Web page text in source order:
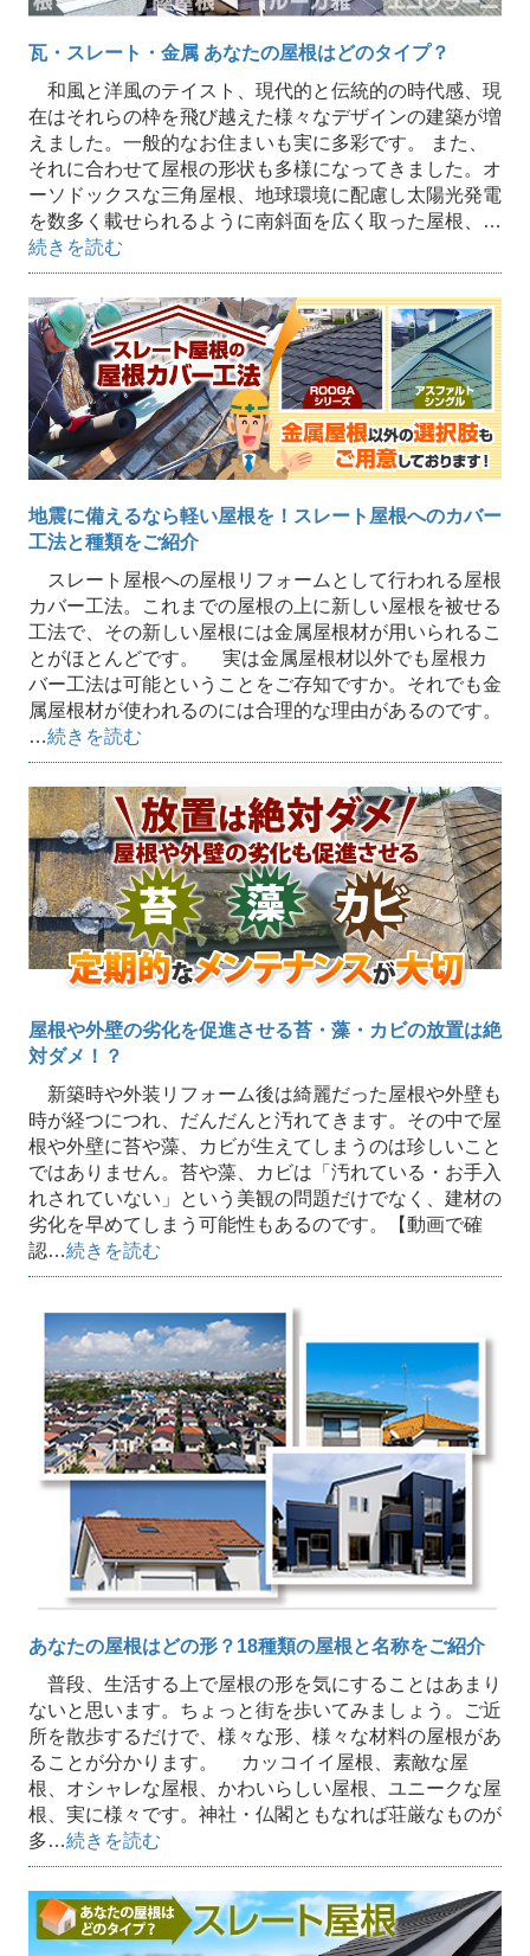
瓦・スレート・金属 あなたの屋根はどのタイプ？
和風と洋風のテイスト、現代的と伝統的の時代感、現
在はそれらの枠を飛び越えた様々なデザインの建築が増
えました。一般的なお住まいも実に多彩です。 また、
それに合わせて屋根の形状も多様になってきました。オ
ーソドックスな三角屋根、地球環境に配慮し太陽光発電
を数多く載せられるように南斜面を広く取った屋根、…
続きを読む
地震に備えるなら軽い屋根を！スレート屋根へのカバー
工法と種類をご紹介
スレート屋根への屋根リフォームとして行われる屋根
カバー工法。これまでの屋根の上に新しい屋根を被せる
工法で、その新しい屋根には金属屋根材が用いられるこ
とがほとんどです。 実は金属屋根材以外でも屋根カ
バー工法は可能ということをご存知ですか。それでも金
属屋根材が使われるのには合理的な理由があるのです。
…続きを読む
屋根や外壁の劣化を促進させる苔・藻・カビの放置は絶
対ダメ！？
新築時や外装リフォーム後は綺麗だった屋根や外壁も
時が経つにつれ、だんだんと汚れてきます。その中で屋
根や外壁に苔や藻、カビが生えてしまうのは珍しいこと
ではありません。苔や藻、カビは「汚れている・お手入
れされていない」という美観の問題だけでなく、建材の
劣化を早めてしまう可能性もあるのです。【動画で確
認…続きを読む
あなたの屋根はどの形？18種類の屋根と名称をご紹介
普段、生活する上で屋根の形を気にすることはあまり
ないと思います。ちょっと街を歩いてみましょう。ご近
所を散歩するだけで、様々な形、様々な材料の屋根があ
ることが分かります。 カッコイイ屋根、素敵な屋
根、オシャレな屋根、かわいらしい屋根、ユニークな屋
根、実に様々です。神社・仏閣ともなれば荘厳なものが
多…続きを読む